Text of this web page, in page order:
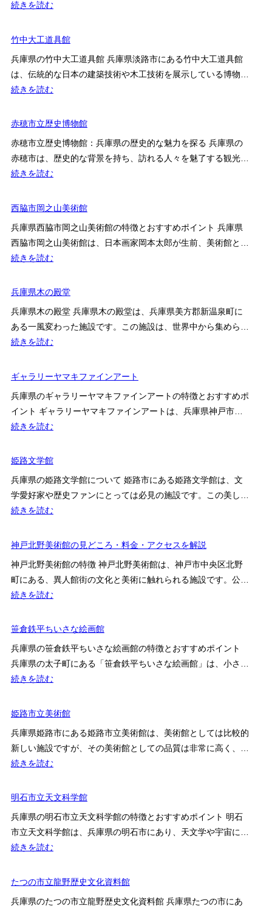
館
音
博
物
館
西
本
続きを読む:
庫
立
円
山
公
苑
美
術
竹中大工道具館
兵庫県の竹中大工道具館 兵庫県淡路市にある竹中大工道具館
は、伝統的な日本の建築技術や木工技術を展示している博物…
続きを読む:
中
工
道
具
赤穂市立歴史博物館
赤穂市立歴史博物館：兵庫県の歴史的な魅力を探る 兵庫県の
赤穂市は、歴史的な背景を持ち、訪れる人々を魅了する観光…
続きを読む:
穂
立
歴
史
物
館
西脇市岡之山美術館
兵庫県西脇市岡之山美術館の特徴とおすすめポイント 兵庫県
西脇市岡之山美術館は、日本画家岡本太郎が生前、美術館と…
続きを読む:
脇
岡
之
山
術
館
兵庫県木の殿堂
兵庫県木の殿堂 兵庫県木の殿堂は、兵庫県美方郡新温泉町に
ある一風変わった施設です。この施設は、世界中から集めら…
続きを読む:
庫
木
の
殿
ギャラリーヤマキファインアート
兵庫県のギャラリーヤマキファインアートの特徴とおすすめポ
イント ギャラリーヤマキファインアートは、兵庫県神戸市…
続きを読む:
ャ
リ
ー
ヤ
キ
フ
ァ
イ
ト
姫路文学館
兵庫県の姫路文学館について 姫路市にある姫路文学館は、文
学愛好家や歴史ファンにとっては必見の施設です。この美し…
続きを読む:
路
学
館
神戸北野美術館の見どころ・料金・アクセスを解説
神戸北野美術館の特徴 神戸北野美術館は、神戸市中央区北野
町にある、異人館街の文化と美術に触れられる施設です。公…
続きを読む:
戸
野
美
術
の
見
ど
こ
料
ア
ク
セ
を
解
笹倉鉄平ちいさな絵画館
兵庫県の笹倉鉄平ちいさな絵画館の特徴とおすすめポイント
兵庫県の太子町にある「笹倉鉄平ちいさな絵画館」は、小さ…
続きを読む:
倉
平
ち
い
な
絵
画
館
姫路市立美術館
兵庫県姫路市にある姫路市立美術館は、美術館としては比較的
新しい施設ですが、その美術館としての品質は非常に高く、…
続きを読む:
路
立
美
術
明石市立天文科学館
兵庫県の明石市立天文科学館の特徴とおすすめポイント 明石
市立天文科学館は、兵庫県の明石市にあり、天文学や宇宙に…
続きを読む:
石
立
たつの市立龍野歴史文化資料館
兵庫県のたつの市立龍野歴史文化資料館 兵庫県たつの市にあ